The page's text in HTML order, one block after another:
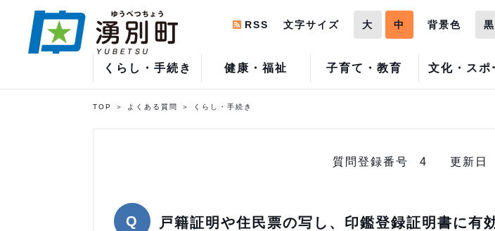
くらし・手続き 健康・福祉 子育て・教育 文化・スポ
RSS 文字サイズ 大 中 背景色 黒
TOP よくある質問 くらし・手続き
質問登録番号 4 更新日
戸籍証明や住民票の写し、印鑑登録証明書に有